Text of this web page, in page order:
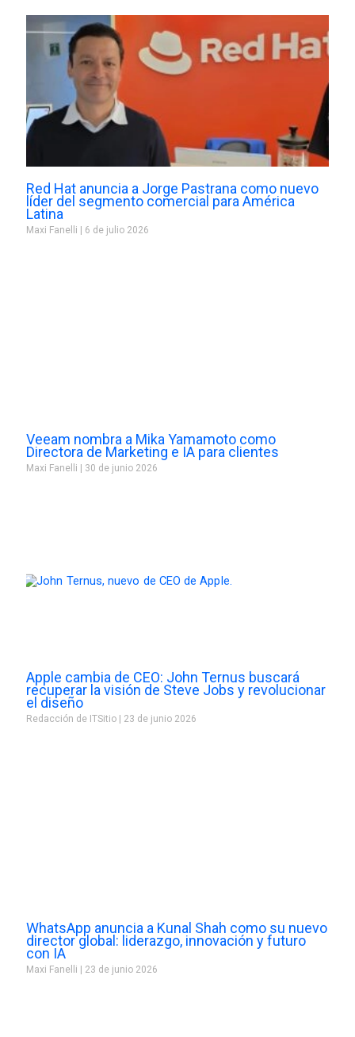
Red Hat anuncia a Jorge Pastrana como nuevo
líder del segmento comercial para América
Latina
Maxi Fanelli 6 de julio 2026
Veeam nombra a Mika Yamamoto como
Directora de Marketing e IA para clientes
Maxi Fanelli 30 de junio 2026
Apple cambia de CEO: John Ternus buscará
recuperar la visión de Steve Jobs y revolucionar
el diseño
Redacción de ITSitio 23 de junio 2026
WhatsApp anuncia a Kunal Shah como su nuevo
director global: liderazgo, innovación y futuro
con IA
Maxi Fanelli 23 de junio 2026